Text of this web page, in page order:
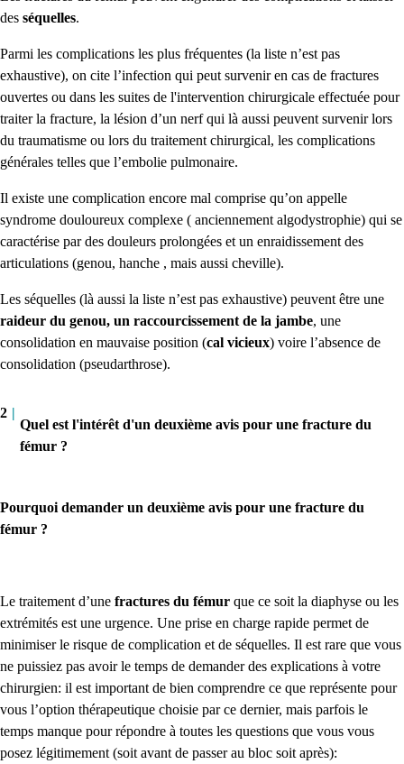
des séquelles.
Parmi les complications les plus fréquentes (la liste n’est pas
exhaustive), on cite l’infection qui peut survenir en cas de fractures
ouvertes ou dans les suites de l'intervention chirurgicale effectuée pour
traiter la fracture, la lésion d’un nerf qui là aussi peuvent survenir lors
du traumatisme ou lors du traitement chirurgical, les complications
générales telles que l’embolie pulmonaire.
Il existe une complication encore mal comprise qu’on appelle
syndrome douloureux complexe ( anciennement algodystrophie) qui se
caractérise par des douleurs prolongées et un enraidissement des
articulations (genou, hanche , mais aussi cheville).
Les séquelles (là aussi la liste n’est pas exhaustive) peuvent être une
raideur du genou, un raccourcissement de la jambe, une
consolidation en mauvaise position (cal vicieux) voire l’absence de
consolidation (pseudarthrose).
2 |
Quel est l'intérêt d'un deuxième avis pour une fracture du
fémur ?
Pourquoi demander un deuxième avis pour une fracture du
fémur ?
Le traitement d’une fractures du fémur que ce soit la diaphyse ou les
extrémités est une urgence. Une prise en charge rapide permet de
minimiser le risque de complication et de séquelles. Il est rare que vous
ne puissiez pas avoir le temps de demander des explications à votre
chirurgien: il est important de bien comprendre ce que représente pour
vous l’option thérapeutique choisie par ce dernier, mais parfois le
temps manque pour répondre à toutes les questions que vous vous
posez légitimement (soit avant de passer au bloc soit après):